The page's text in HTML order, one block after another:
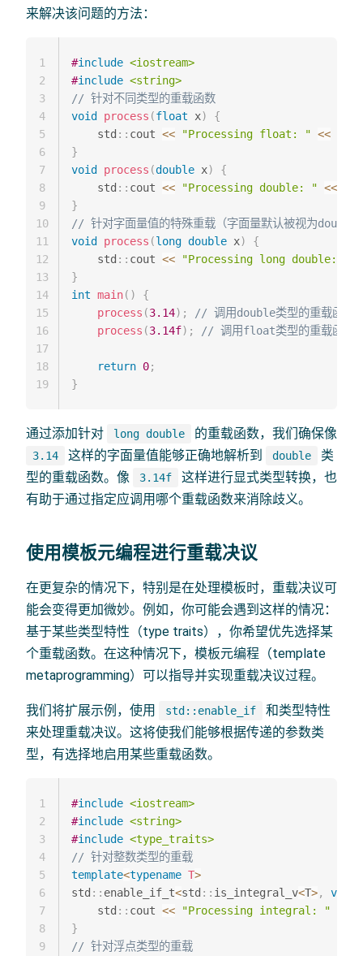
来解决该问题的方法：
#include <iostream>
#include <string>
// 针对不同类型的重载函数
void process (float x)
{
    std
:: cout << "Processing float: " <<
}
void process (double x)
{
    std
:: cout << "Processing double: " <<
}
// 针对字面量值的特殊重载（字面量默认被视为double
void process (long double x)
{
    std
:: cout << "Processing long double: "
}
int main( )
{
process (3.14) ;
// 调用double类型的重载函数
process (3.14f) ; // 调用float类型的重载函数
return 0;
}
1
2
3
4
5
6
7
8
9
10
11
12
13
14
15
16
17
18
19
通过添加针对 long double 的重载函数，我们确保像
3.14 这样的字面量值能够正确地解析到 double
类
型的重载函数。像
3.14f
这样进行显式类型转换，也
有助于通过指定应调用哪个重载函数来消除歧义。
使用模板元编程进行重载决议
在更复杂的情况下，特别是在处理模板时，重载决议可
能会变得更加微妙。例如，你可能会遇到这样的情况：
基于某些类型特性（type traits），你希望优先选择某
个重载函数。在这种情况下，模板元编程（template
metaprogramming）可以指导并实现重载决议过程。
我们将扩展示例，使用 std::enable_if
和类型特性
来处理重载决议。这将使我们能够根据传递的参数类
型，有选择地启用某些重载函数。
#include <iostream>
#include <string>
#include <type_traits>
// 针对整数类型的重载
template<typename T>
std :: enable_if_t<std :: is_integral_v<T>, void
    std
:: cout << "Processing integral: "
}
// 针对浮点类型的重载
1
2
3
4
5
6
7
8
9